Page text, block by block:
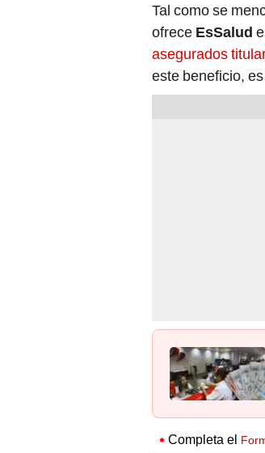
Tal como se
ofrece EsSalud
asegurados
este beneficio,
Completa el